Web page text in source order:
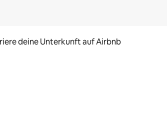
deine Unterkunft auf Airbnb